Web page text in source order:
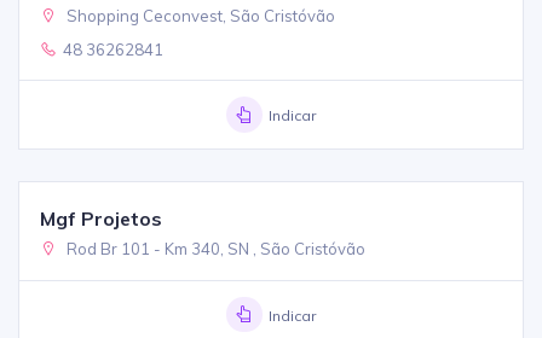
Shopping Ceconvest, São Cristóvão
48 36262841
Indicar
Mgf Projetos
Rod Br 101 - Km 340, SN , São Cristóvão
Indicar